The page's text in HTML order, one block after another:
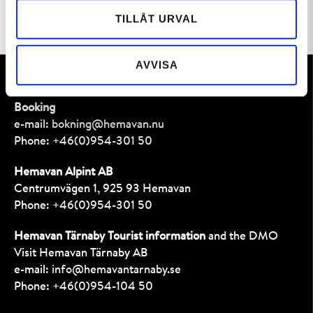
TILLÅT URVAL
AVVISA
Contact
Booking
e-mail: bokning@hemavan.nu
Phone: +46(0)954-301 50
Hemavan Alpint AB
Centrumvägen 1, 925 93 Hemavan
Phone: +46(0)954-301 50
Hemavan Tärnaby Tourist information and the DMO
Visit Hemavan Tärnaby AB
e-mail: info@hemavantarnaby.se
Phone: +46(0)954-104 50